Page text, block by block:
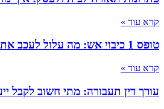
קרא עוד »
טופס 1 כיבוי אש: מה עלול לעכב את האישור?
קרא עוד »
עורך דין תעבורה: מתי חשוב לקבל